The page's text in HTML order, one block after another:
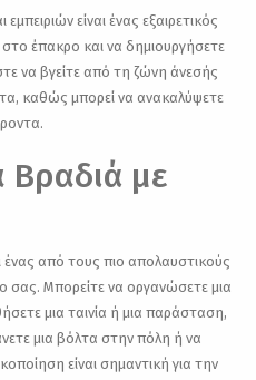
είναι ένας εξαιρετικός
έπακρο και να δημιουργήσετε
να βγείτε από τη ζώνη άνεσής
καθώς μπορεί να ανακαλύψετε
Βραδιά με
ένας από τους πιο απολαυστικούς
σας. Μπορείτε να οργανώσετε μια
μια ταινία ή μια παράσταση,
μια βόλτα στην πόλη ή να
είναι σημαντική για την